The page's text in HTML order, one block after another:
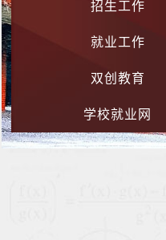
招生工作
就业工作
双创教育
学校就业网